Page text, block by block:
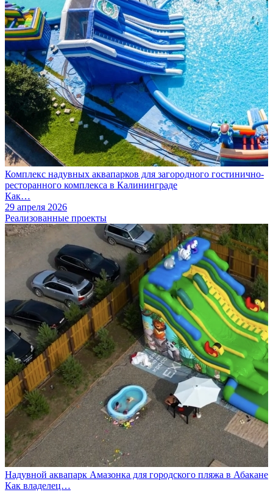
Комплекс надувных аквапарков для загородного гостинично-
ресторанного комплекса в Калининграде
Как…
29 апреля 2026
Реализованные проекты
Надувной аквапарк Амазонка для городского пляжа в Абакане
Как владелец…